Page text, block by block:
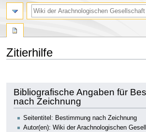
Zitierhilfe
springen
springen
Bibliografische Angaben für
nach Zeichnung
Seitentitel: Bestimmung nach Zeichnung
Autor(en): Wiki der Arachnologischen